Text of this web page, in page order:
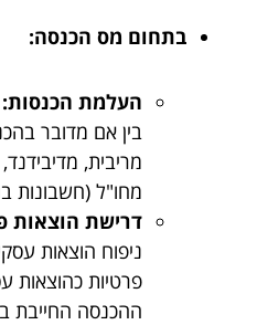
בתחום מס הכנסה:
העלמת הכנסות:
בין אם מדובר
מריבית,
מחו"ל (חשבונות
דרישת הוצאות
ניפוח הוצאות
פרטיות כהוצאות
ההכנסה החייבת